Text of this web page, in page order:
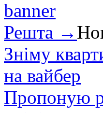
Решта →
Зніму
на вайбер
Пропоную